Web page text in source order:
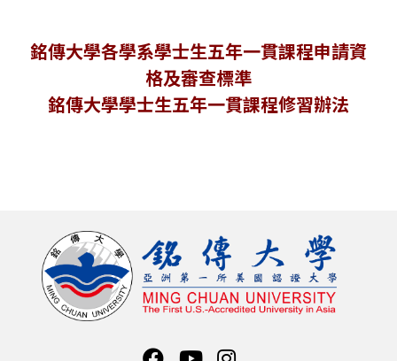
銘傳大學各學系學士生五年一貫課程申請資
格及審查標準
銘傳大學學士生五年一貫課程修習辦法